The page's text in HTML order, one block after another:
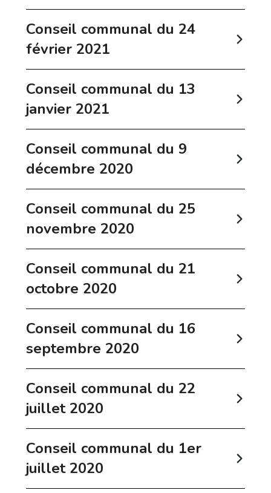
Conseil communal du 24
février 2021
Conseil communal du 13
janvier 2021
Conseil communal du 9
décembre 2020
Conseil communal du 25
novembre 2020
Conseil communal du 21
octobre 2020
Conseil communal du 16
septembre 2020
Conseil communal du 22
juillet 2020
Conseil communal du 1er
juillet 2020